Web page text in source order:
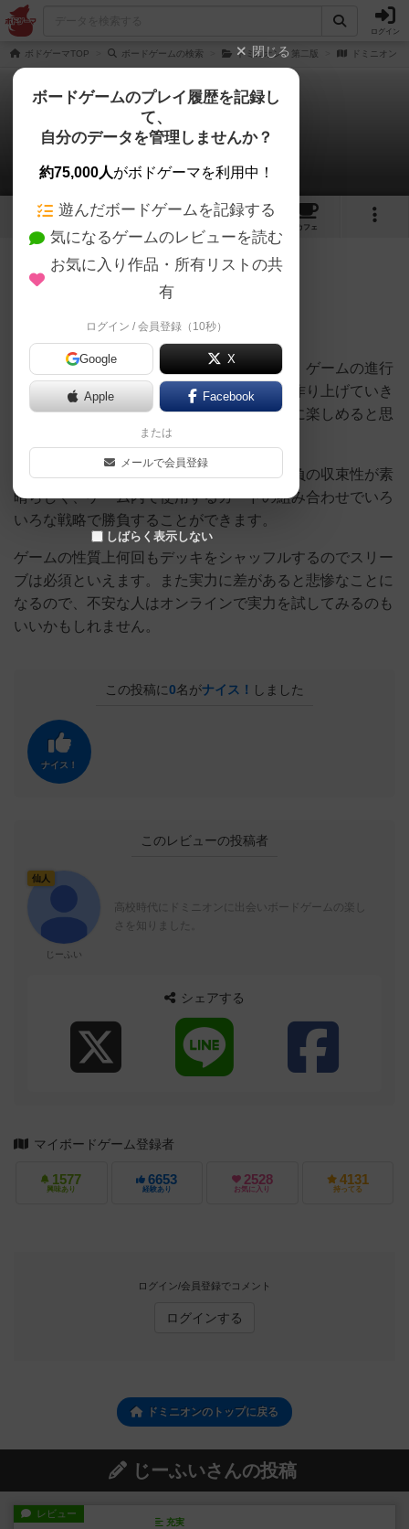
ログイン
ボドゲーマTOP ボードゲームの検索 ドミニオン：第二版 ドミニオン
ドミニオン
じーふいさんのレビュー
11 15 86
カフェ
255名 0名 0 10年弱前
デッキ構築ゲームの原点にして頂点です。
ゲーム時は全員同じデッキを使用しますが、ゲームの進行
とともにカードを購入して自分のデッキを作り上げていき
ます。ＴＣＧの類になじみがある人はすぐに楽しめると思
自分でデッキを作り上げていく楽しみと勝負の収束性が素
晴らしく、ゲーム内で使用するカードの組み合わせでいろ
いろな戦略で勝負することができます。
ゲームの性質上何回もデッキをシャッフルするのでスリー
ブは必須といえます。また実力に差があると悲惨なことに
なるので、不安な人はオンラインで実力を試してみるのも
いいかもしれません。
この投稿に0名がナイス！ しました
ナイス！
このレビューの投稿者
仙人
じーふい
高校時代にドミニオンに出会いボードゲームの楽し
さを知りました。
シェアする
マイボードゲーム登録者
1577
興味あり
6653
経験あり
2528
お気に入り
4131
持ってる
ログイン/会員登録でコメント
ログインする
ドミニオンのトップに戻る
じーふいさんの投稿
レビュー
充実
閉じる
ボードゲームのプレイ履歴を記録し
て、
自分のデータを管理しませんか？
約75,000人がボドゲーマを利用中！
遊んだボードゲームを記録する
気になるゲームのレビューを読む
お気に入り作品・所有リストの共
有
ログイン / 会員登録（10秒）
Google X
Apple Facebook
または
メールで会員登録
しばらく表示しない